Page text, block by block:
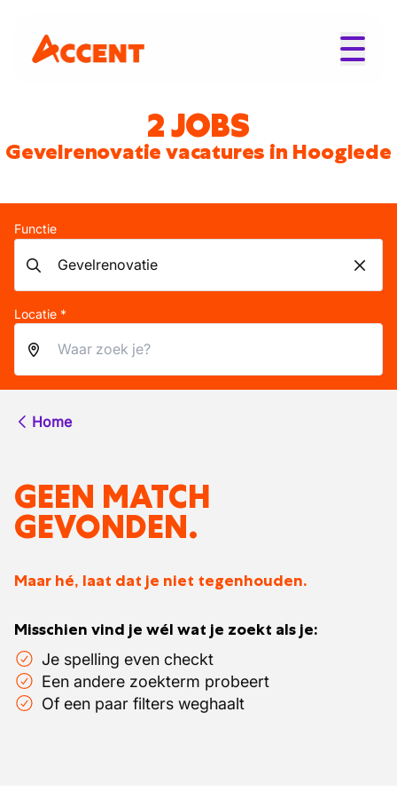
2 JOBS
Gevelrenovatie vacatures in Hooglede
Functie
Locatie *
Home
GEEN MATCH
GEVONDEN.
Maar hé, laat dat je niet tegenhouden.
Misschien vind je wél wat je zoekt als je:
Je spelling even checkt
Een andere zoekterm probeert
Of een paar filters weghaalt